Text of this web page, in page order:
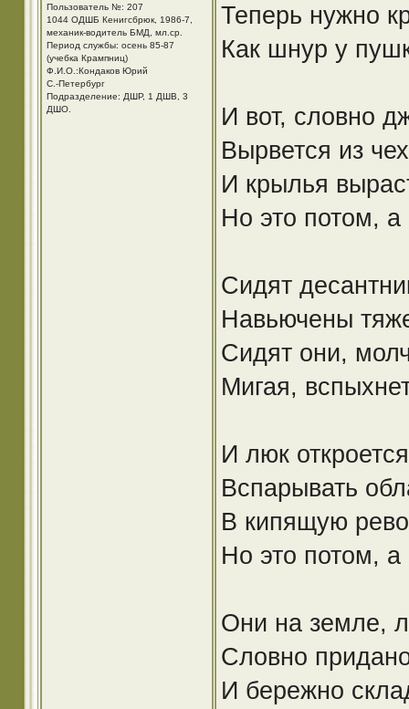
Пользователь №: 207
1044 ОДШБ Кенигсбрюк, 1986-7,
механик-водитель БМД, мл.ср.
Период службы: осень 85-87
(учебка Крампниц)
Ф.И.О.:Кондаков Юрий
С.-Петербург
Подразделение: ДШР, 1 ДШВ, 3
ДШО.
Теперь нужно
Как шнур у
И вот, словно
Вырвется из
И крылья
Но это потом,
Сидят
Навьючены
Сидят они,
Мигая,
И люк
Вспарывать
В кипящую
Но это потом,
Они на земле,
Словно
И бережно